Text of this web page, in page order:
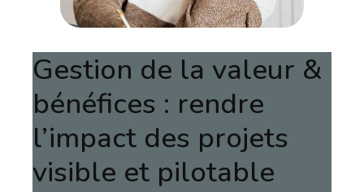
Gestion de la valeur &
bénéfices : rendre
l’impact des projets
visible et pilotable